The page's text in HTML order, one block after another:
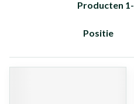
Producten 1-
Sorteer op: